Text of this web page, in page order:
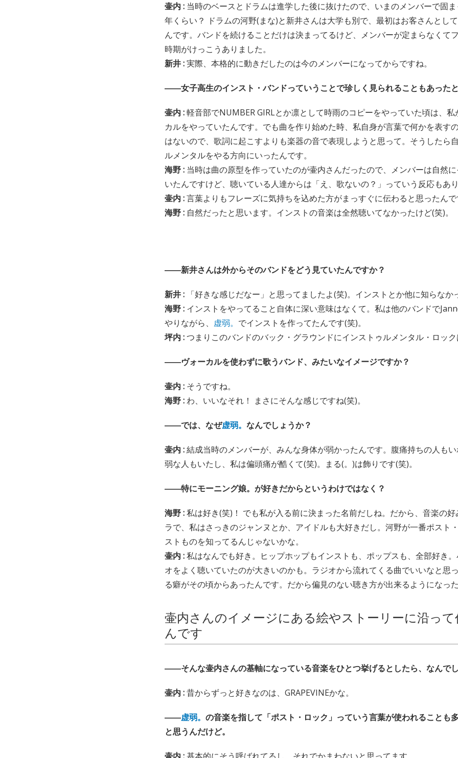
壷内 : 当時のベースとドラムは進学した後に抜けたので、いまのメンバーで固
年くらい？ ドラムの河野(まな)と新井さんは大学も別で、最初はお客さんとし
んです。バンドを続けることだけは決まってるけど、メンバーが定まらなくて
時期がけっこうありました。
新井 :実際、本格的に動きだしたのは今のメンバーになってからですね。
――女子高生のインスト・バンドっていうことで珍しく見られることもあったと
壷内 :軽音部でNUMBER GIRLとか凛として時雨のコピーをやっていた頃は、
カルをやっていたんです。でも曲を作り始めた時、私自身が言葉で何かを表す
はないので、歌詞に起こすよりも楽器の音で表現しようと思って。そうしたら
ルメンタルをやる方向にいったんです。
海野 : 当時は曲の原型を作っていたのが壷内さんだったので、メンバーは自然
いたんですけど、聴いている人達からは「え、歌ないの？」っていう反応もあり
壷内 :言葉よりもフレーズに気持ちを込めた方がまっすぐに伝わると思ったんで
海野 : 自然だったと思います。インストの音楽は全然聴いてなかったけど(笑)。
――新井さんは外からそのバンドをどう見ていたんですか？
新井 : 「好きな感じだなー」と思ってましたよ(笑)。インストとか他に知らなか
海野 : インストをやってること自体に深い意味はなくて。私は他のバンドで
やりながら、 虚弱。 でインストを作ってたんです(笑)。
坪内 :つまりこのバンドのバック・グラウンドにインストゥルメンタル・ロック
――ヴォーカルを使わずに歌うバンド、みたいなイメージですか？
壷内 : そうですね。
海野 :わ、いいなそれ！ まさにそんな感じですね(笑)。
――では、なぜ虚弱。 なんでしょうか？
壷内 :結成当時のメンバーが、みんな身体が弱かったんです。腹痛持ちの人も
弱な人もいたし、私は偏頭痛が酷くて(笑)。まる(。)は飾りです(笑)。
――特にモーニング娘。が好きだからというわけではなく？
海野 :私は好き(笑)！ でも私が入る前に決まった名前だしね。だから、音楽の
ラで、私はさっきのジャンヌとか、アイドルも大好きだし。河野が一番ポスト
ストものを知ってるんじゃないかな。
壷内 :私はなんでも好き。ヒップホップもインストも、ポップスも、全部好き
オをよく聴いていたのが大きいのかも。ラジオから流れてくる曲でいいなと思
る癖がその頃からあったんです。だから偏見のない聴き方が出来るようになった
壷内さんのイメージにある絵やストーリーに沿って
んです
――そんな壷内さんの基軸になっている音楽をひとつ挙げるとしたら、なんで
壷内 :昔からずっと好きなのは、GRAPEVINEかな。
――虚弱。 の音楽を指して「ポスト・ロック」っていう言葉が使われることも
と思うんだけど。